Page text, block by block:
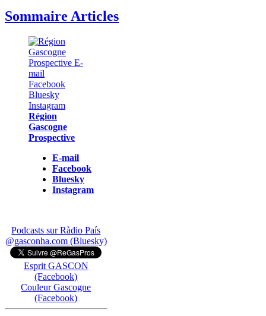
Sommaire Articles
Région
Gascogne
Prospective
E-mail
Facebook
Bluesky
Instagram
Podcasts sur Ràdio País
@gasconha.com (Bluesky)
Esprit GASCON
(Facebook)
Couleur Gascogne
(Facebook)